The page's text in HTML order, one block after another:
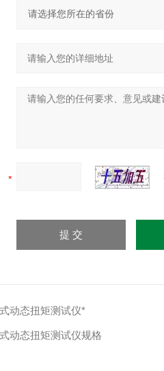
动态扭矩测试仪*
动态扭矩测试仪规格